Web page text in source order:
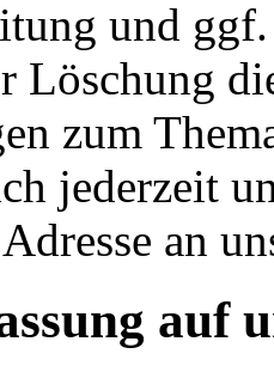
und
Löschung
zum
jederzeit
an
auf